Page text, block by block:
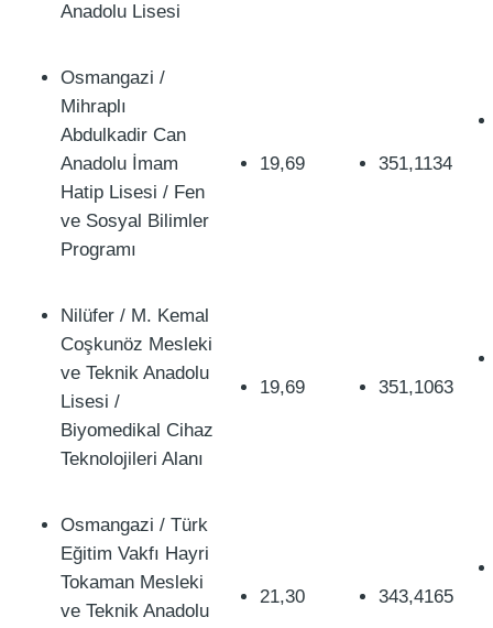
Anadolu Lisesi
Osmangazi /
Mihraplı
Abdulkadir Can
Anadolu İmam
Hatip Lisesi / Fen
ve Sosyal Bilimler
Programı
19,69 351,1134
Nilüfer / M. Kemal
Coşkunöz Mesleki
ve Teknik Anadolu
Lisesi /
Biyomedikal Cihaz
Teknolojileri Alanı
19,69 351,1063
Osmangazi / Türk
Eğitim Vakfı Hayri
Tokaman Mesleki
ve Teknik Anadolu
21,30 343,4165